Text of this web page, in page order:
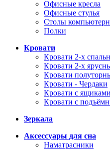
Офисные кресла
Офисные стулья
Столы
Полки
Кровати
Кровати 2-х
Кровати 2-х
Кровати
Кровати - Чердаки
Кровати с ящиками
Кровати с
Зеркала
Аксессуары для сна
Наматрасники